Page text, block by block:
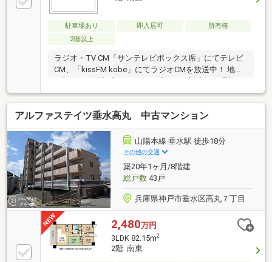
駐車場あり 即入居可
所有権
2階以上
ラジオ・TV CM「サンテレビボックス席」にてテレビ
CM、「kissFM kobe」にてラジオCMを放送中！ 地域
住まい探しをサポート致します♪
アルファステイツ垂水高丸 中古マンション
山陽本線 垂水駅 徒歩18分
その他の交通
築20年1ヶ月/8階建
総戸数43戸
兵庫県神戸市垂水区高丸７丁目
2,480万円
3LDK 82.15m2
2階 南東